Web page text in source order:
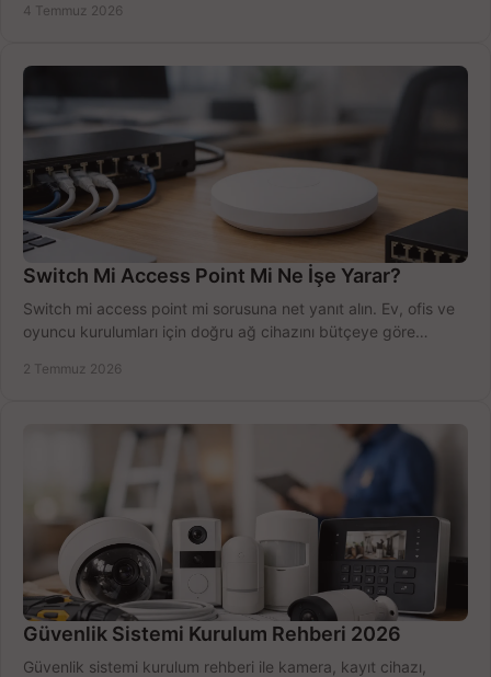
4 Temmuz 2026
Switch Mi Access Point Mi Ne İşe Yarar?
Switch mi access point mi sorusuna net yanıt alın. Ev, ofis ve
oyuncu kurulumları için doğru ağ cihazını bütçeye göre
2 Temmuz 2026
Güvenlik Sistemi Kurulum Rehberi 2026
Güvenlik sistemi kurulum rehberi ile kamera, kayıt cihazı,